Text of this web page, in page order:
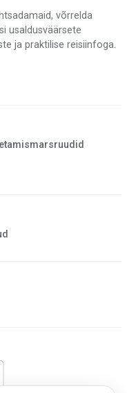
võrrelda
usaldusväärsete
ja praktilise reisiinfoga.